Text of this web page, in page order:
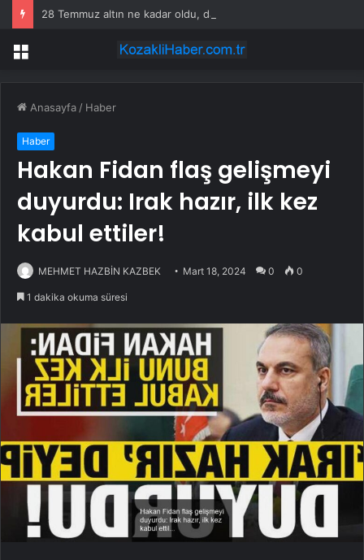
Menü
Anasayfa / Haber
Haber
Hakan Fidan flaş gelişmeyi
duyurdu: Irak hazır, ilk kez
kabul ettiler!
MEHMET HAZBİN KAZBEK Mart 18, 2024 0 0
1 dakika okuma süresi